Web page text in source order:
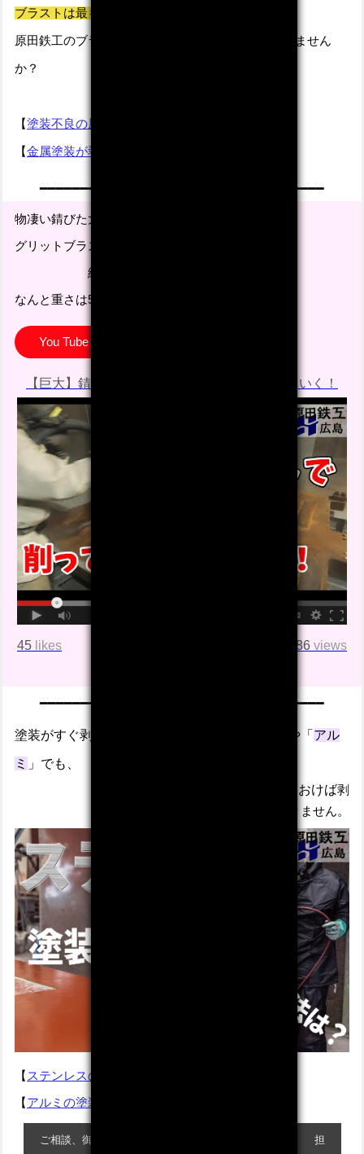
ブラストは最も優れた素地調整法です！
原田鉄工のブラストで製品を長持ちで美しくしてみません
か？
【塗装不良の原因と対策
【金属塗装が剥がれる原因は？
━━━━━━━━━━━━━━━━━━━━━━━━━━━━━━━━━━━
物凄い錆びた大きな鉄板を
グリットブラストで
綺麗にします！
なんと重さは5ｔもあります。
You Tube
【巨大】錆びまくった鉄板をブラストで削っていく！
45 likes 12886 views
━━━━━━━━━━━━━━━━━━━━━━━━━━━━━━━━━━━
塗装がすぐ剥がれると言われる や 「 アル
ミ 」 でも
ブラストで素地調整をしておけば剥
がれる心配がありません。
【 ステンレスの塗装について
【 アルミの塗装について
ご相談、御見積りなどお気軽にお問い合わせください。 担